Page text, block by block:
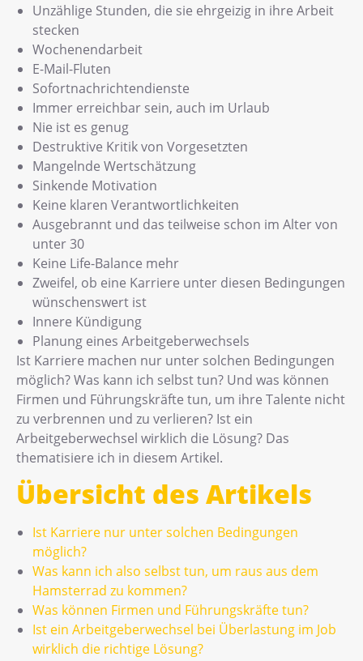
Unzählige Stunden, die sie ehrgeizig in ihre Arbeit
stecken
Wochenendarbeit
E-Mail-Fluten
Sofortnachrichtendienste
Immer erreichbar sein, auch im Urlaub
Nie ist es genug
Destruktive Kritik von Vorgesetzten
Mangelnde Wertschätzung
Sinkende Motivation
Keine klaren Verantwortlichkeiten
Ausgebrannt und das teilweise schon im Alter von
unter 30
Keine Life-Balance mehr
Zweifel, ob eine Karriere unter diesen Bedingungen
wünschenswert ist
Innere Kündigung
Planung eines Arbeitgeberwechsels
Ist Karriere machen nur unter solchen Bedingungen
möglich? Was kann ich selbst tun? Und was können
Firmen und Führungskräfte tun, um ihre Talente nicht
zu verbrennen und zu verlieren? Ist ein
Arbeitgeberwechsel wirklich die Lösung? Das
thematisiere ich in diesem Artikel.
Übersicht des Artikels
Ist Karriere nur unter solchen Bedingungen
möglich?
Was kann ich also selbst tun, um raus aus dem
Hamsterrad zu kommen?
Was können Firmen und Führungskräfte tun?
Ist ein Arbeitgeberwechsel bei Überlastung im Job
wirklich die richtige Lösung?